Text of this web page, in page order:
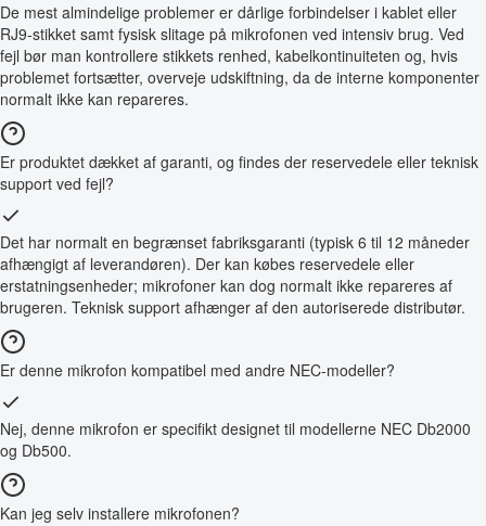
De mest almindelige problemer er dårlige forbindelser i kablet eller
RJ9-stikket samt fysisk slitage på mikrofonen ved intensiv brug. Ved
fejl bør man kontrollere stikkets renhed, kabelkontinuiteten og, hvis
problemet fortsætter, overveje udskiftning, da de interne komponenter
normalt ikke kan repareres.
Er produktet dækket af garanti, og findes der reservedele eller teknisk
support ved fejl?
Det har normalt en begrænset fabriksgaranti (typisk 6 til 12 måneder
afhængigt af leverandøren). Der kan købes reservedele eller
erstatningsenheder; mikrofoner kan dog normalt ikke repareres af
brugeren. Teknisk support afhænger af den autoriserede distributør.
Er denne mikrofon kompatibel med andre NEC-modeller?
Nej, denne mikrofon er specifikt designet til modellerne NEC Db2000
og Db500.
Kan jeg selv installere mikrofonen?